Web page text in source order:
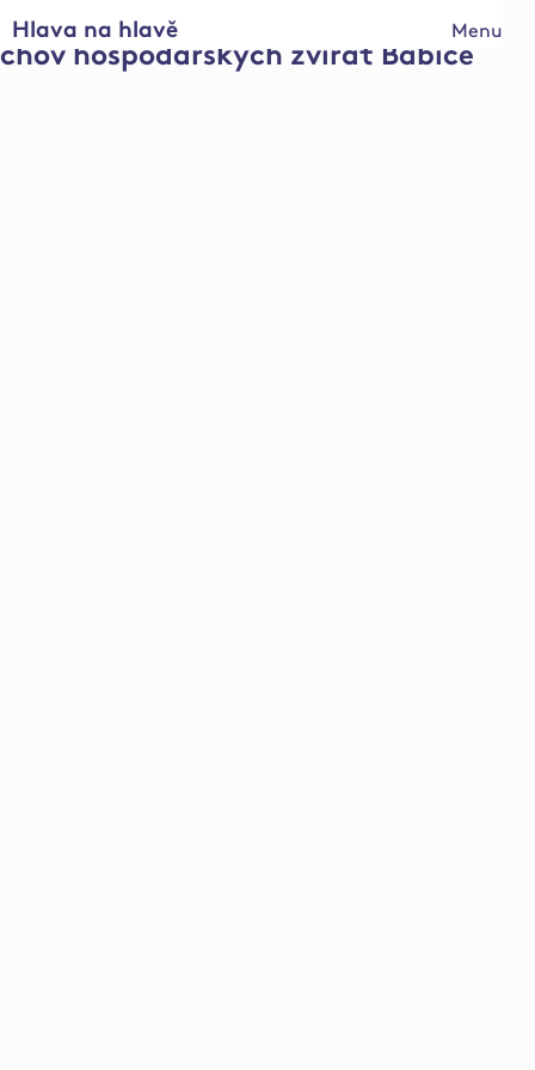
Menu
Hlava na hlavě
chov hospodářských zvířat Babice